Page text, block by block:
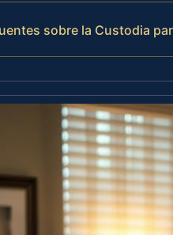
sobre la Custodia